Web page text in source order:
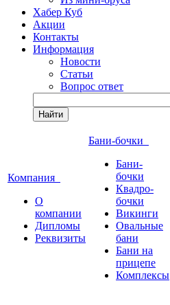
Хабер Куб
Акции
Контакты
Информация
Новости
Статьи
Вопрос ответ
Найти
Компания
О
компании
Дипломы
Реквизиты
Бани-бочки
Бани-
бочки
Квадро-
бочки
Викинги
Овальные
бани
Бани на
прицепе
Комплексы